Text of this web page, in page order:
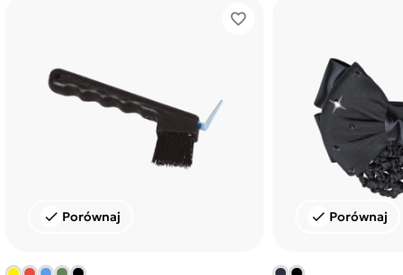
favorite_border
check Porównaj check Porównaj